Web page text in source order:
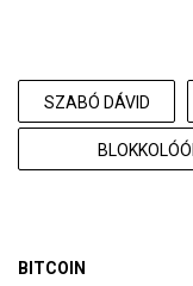
SZABÓ DÁVID
BITCOIN